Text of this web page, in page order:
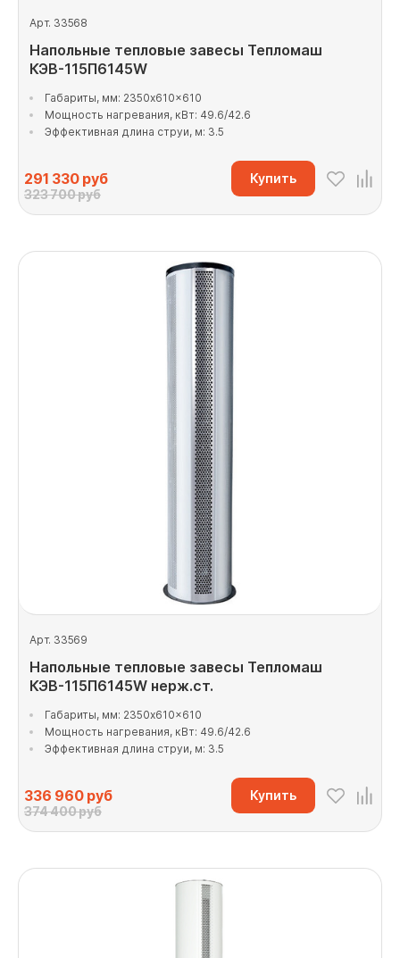
Арт. 33568
Напольные тепловые завесы Тепломаш
КЭВ-115П6145W
Габариты, мм: 2350x610x610
Мощность нагревания, кВт: 49.6/42.6
Эффективная длина струи, м: 3.5
291 330руб
323 700 руб
Купить
Арт. 33569
Напольные тепловые завесы Тепломаш
КЭВ-115П6145W нерж.ст.
Габариты, мм: 2350x610x610
Мощность нагревания, кВт: 49.6/42.6
Эффективная длина струи, м: 3.5
336 960руб
374 400 руб
Купить